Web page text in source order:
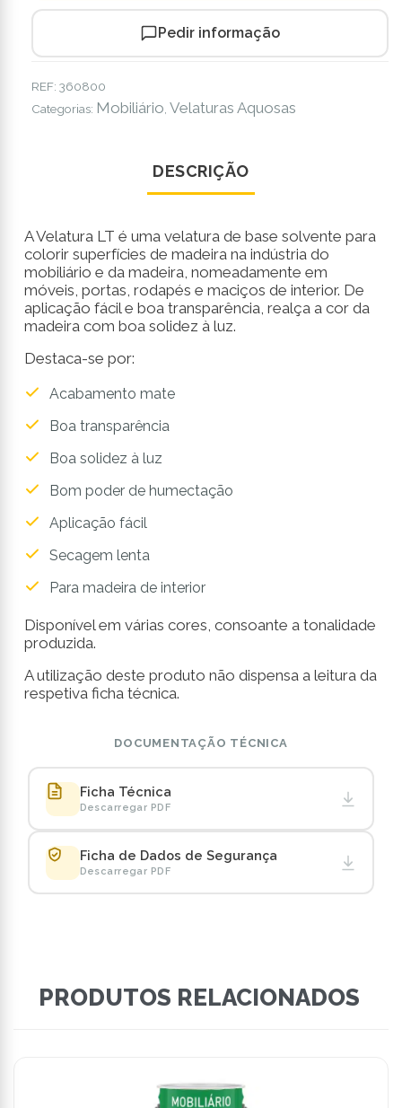
Pedir informação
REF: 360800
Categorias: Mobiliário Velaturas Aquosas
DESCRIÇÃO
A Velatura LT é uma velatura de base solvente para
colorir superfícies de madeira na indústria do
mobiliário e da madeira, nomeadamente em
móveis, portas, rodapés e maciços de interior. De
aplicação fácil e boa transparência, realça a cor da
madeira com boa solidez à luz.
Destaca-se por:
Acabamento mate
Boa transparência
Boa solidez à luz
Bom poder de humectação
Aplicação fácil
Secagem lenta
Para madeira de interior
Disponível em várias cores, consoante a tonalidade
produzida.
A utilização deste produto não dispensa a leitura da
respetiva ficha técnica.
DOCUMENTAÇÃO TÉCNICA
Ficha Técnica
Descarregar PDF
Ficha de Dados de Segurança
Descarregar PDF
PRODUTOS RELACIONADOS